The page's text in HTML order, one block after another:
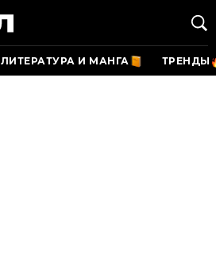
ЛИТЕРАТУРА И МАНГА ТРЕНДЫ